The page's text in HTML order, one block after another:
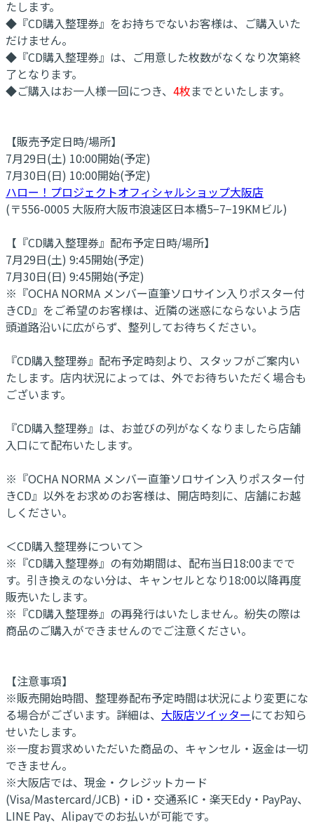
たします。
◆『CD購入整理券』をお持ちでないお客様は、ご購入いた
だけません。
◆『CD購入整理券』は、ご用意した枚数がなくなり次第終
了となります。
◆ご購入はお一人様一回につき、 4枚までといたします。
【販売予定日時/場所】
7月29日(土) 10:00開始(予定)
7月30日(日) 10:00開始(予定)
ハロー！プロジェクトオフィシャルショップ大阪店
(〒556-0005 大阪府大阪市浪速区日本橋5−7−19KMビル)
【『CD購入整理券』配布予定日時/場所】
7月29日(土) 9:45開始(予定)
7月30日(日) 9:45開始(予定)
※『OCHA NORMA メンバー直筆ソロサイン入りポスター付
きCD』をご希望のお客様は、近隣の迷惑にならないよう店
頭道路沿いに広がらず、整列してお待ちください。
『CD購入整理券』配布予定時刻より、スタッフがご案内い
たします。店内状況によっては、外でお待ちいただく場合も
ございます。
『CD購入整理券』は、お並びの列がなくなりましたら店舗
入口にて配布いたします。
※『OCHA NORMA メンバー直筆ソロサイン入りポスター付
きCD』以外をお求めのお客様は、開店時刻に、店舗にお越
しください。
＜CD購入整理券について＞
※『CD購入整理券』の有効期間は、配布当日18:00までで
す。引き換えのない分は、キャンセルとなり18:00以降再度
販売いたします。
※『CD購入整理券』の再発行はいたしません。紛失の際は
商品のご購入ができませんのでご注意ください。
【注意事項】
※販売開始時間、整理券配布予定時間は状況により変更にな
る場合がございます。詳細は、 大阪店ツイッターにてお知ら
せいたします。
※一度お買求めいただいた商品の、キャンセル・返金は一切
できません。
※大阪店では、現金・クレジットカード
(Visa/Mastercard/JCB)・iD・交通系IC・楽天Edy・PayPay、
LINE Pay、Alipayでのお払いが可能です。